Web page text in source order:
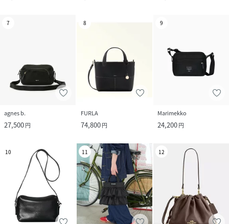
7
agnes b.
27,500円
8
FURLA
74,800円
9
Marimekko
24,200円
10 11 12